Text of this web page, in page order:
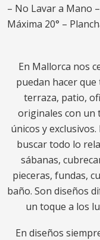
– No Lavar a Mano
Máxima 20° –
En Mallorca nos
puedan hacer que
terraza, patio,
originales con un
únicos y
buscar todo lo
sábanas,
pieceras, fundas,
baño. Son diseños
un toque a los
En diseños